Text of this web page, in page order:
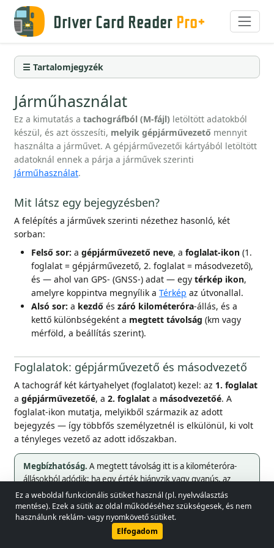
Driver Card Reader Pro+
☰ Tartalomjegyzék
Járműhasználat
Ez a kimutatás atachográfból (M-fájl) letöltött adatokból
készül, és azt összesíti, melyik gépjárművezető mennyit
használta a járművet. A gépjárművezetői kártyából letöltött
adatoknál ennek a párja a járművek szerinti
Járműhasználat.
Mit látsz egy bejegyzésben?
A felépítés a járművek szerinti nézethez hasonló, két
sorban:
Felső sor: agépjárművezető neve, afoglalat-ikon (1.
foglalat = gépjárművezető, 2. foglalat = másodvezető),
és — ahol van GPS- (GNSS-) adat — egytérkép ikon,
amelyre koppintva megnyílik aTérkép az útvonallal.
Alsó sor: a kezdő észáró kilométeróra-állás, és a
kettő különbségeként a megtett távolság (km vagy
mérföld, a beállítás szerint).
Foglalatok: gépjárművezető és másodvezető
A tachográf két kártyahelyet (foglalatot) kezel: az 1. foglalat
agépjárművezetőé, a2. foglalat a másodvezetőé. A
foglalat-ikon mutatja, melyikből származik az adott
bejegyzés — így többfős személyzetnél is elkülönül, ki volt
a tényleges vezető az adott időszakban.
Megbízhatóság. A megtett távolság itt is a kilométeróra-
állásokból adódik; ha egy érték hiányzik vagy gyanús, az
alkalmazás elveti azt, és a távolságot piros színnel jelzi.
Heti és havi összesítők
© 2026 - Lobol Team• lobolteam@gmail.com
JogszabályokAdatvédelmi irányelvek
Ez a weboldal funkcionális sütiket használ (pl. nyelvválasztás
mentése). Ezek a sütik az oldal működéséhez szükségesek, és nem
használunk reklám- vagy nyomkövető sütiket.
Elfogadom